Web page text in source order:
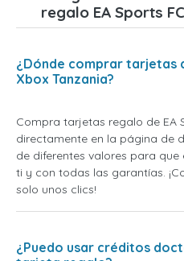
regalo EA Sports
¿Dónde comprar tarjetas
Xbox Tanzania?
Compra tarjetas regalo de EA
directamente en la página de
de diferentes valores para
ti y con todas las garantías.
solo unos clics!
¿Puedo usar créditos